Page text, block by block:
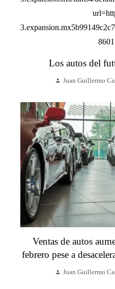
Los autos del
Juan Guillermo
Ventas de autos
febrero pese a
Juan Guillermo